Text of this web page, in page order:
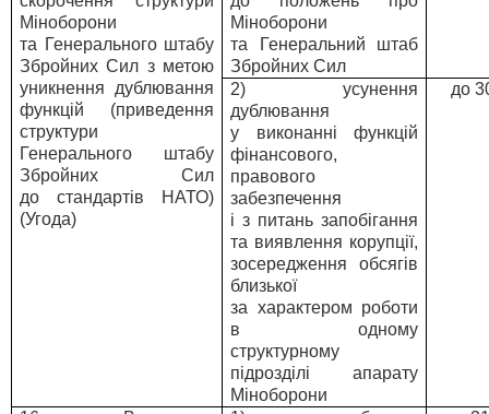
Міноборони
та Генерального штабу
Збройних Сил з метою
уникнення дублювання
функцій (приведення
структури
Генерального штабу
Збройних Сил
до стандартів НАТО)
(Угода)
Міноборони
та Генеральний штаб
Збройних Сил
2) усунення
дублювання
у виконанні функцій
фінансового,
правового
забезпечення
і з питань запобігання
та виявлення корупції,
зосередження обсягів
близької
за характером роботи
в одному
структурному
підрозділі апарату
Міноборони
до